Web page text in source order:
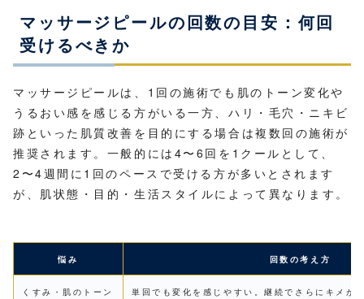
マッサージピールの回数の目安：何回
受けるべきか
マッサージピールは、1回の施術でも肌のトーン変化や
うるおい感を感じる方がいる一方、ハリ・毛穴・ニキビ
跡といった肌質改善を目的にする場合は複数回の施術が
推奨されます。一般的には4〜6回を1クールとして、
2〜4週間に1回のペースで受ける方が多いとされます
が、肌状態・目的・生活スタイルによって異なります。
悩み 回数の考え方
くすみ・肌のトーン 単回でも変化を感じやすい。継続でさらにキメが